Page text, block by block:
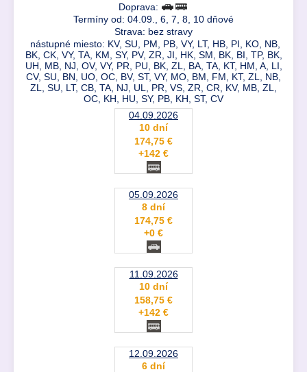
Doprava:
Termíny od: 04.09., 6, 7, 8, 10 dňové
Strava: bez stravy
nástupné miesto: KV, SU, PM, PB, VY, LT, HB, PI, KO, NB,
BK, CK, VY, TA, KM, SY, PV, ZR, JI, HK, SM, BK, BI, TP, BK,
UH, MB, NJ, OV, VY, PR, PU, BK, ZL, BA, TA, KT, HM, A, LI,
CV, SU, BN, UO, OC, BV, ST, VY, MO, BM, FM, KT, ZL, NB,
ZL, SU, LT, CB, TA, NJ, UL, PR, VS, ZR, CR, KV, MB, ZL,
OC, KH, HU, SY, PB, KH, ST, CV
04.09.2026
10 dní
174,75 €
+142 €
05.09.2026
8 dní
174,75 €
+0 €
11.09.2026
10 dní
158,75 €
+142 €
12.09.2026
6 dní